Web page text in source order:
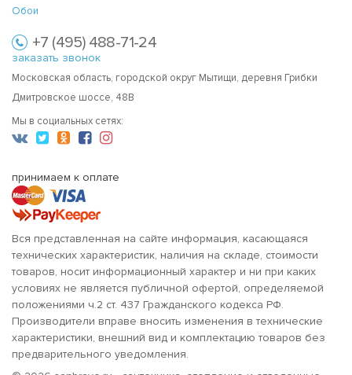
Обои
+7 (495) 488-71-24
заказать звонок
Московская область, городской округ Мытищи, деревня Грибки
Дмитровское шоссе, 48В
Мы в социальных сетях:
принимаем к оплате
Вся представленная на сайте информация, касающаяся
технических характеристик, наличия на складе, стоимости
товаров, носит информационный характер и ни при каких
условиях не является публичной офертой, определяемой
положениями ч.2 ст. 437 Гражданского кодекса РФ.
Производители вправе вносить изменения в технические
характеристики, внешний вид и комплектацию товаров без
предварительного уведомления.